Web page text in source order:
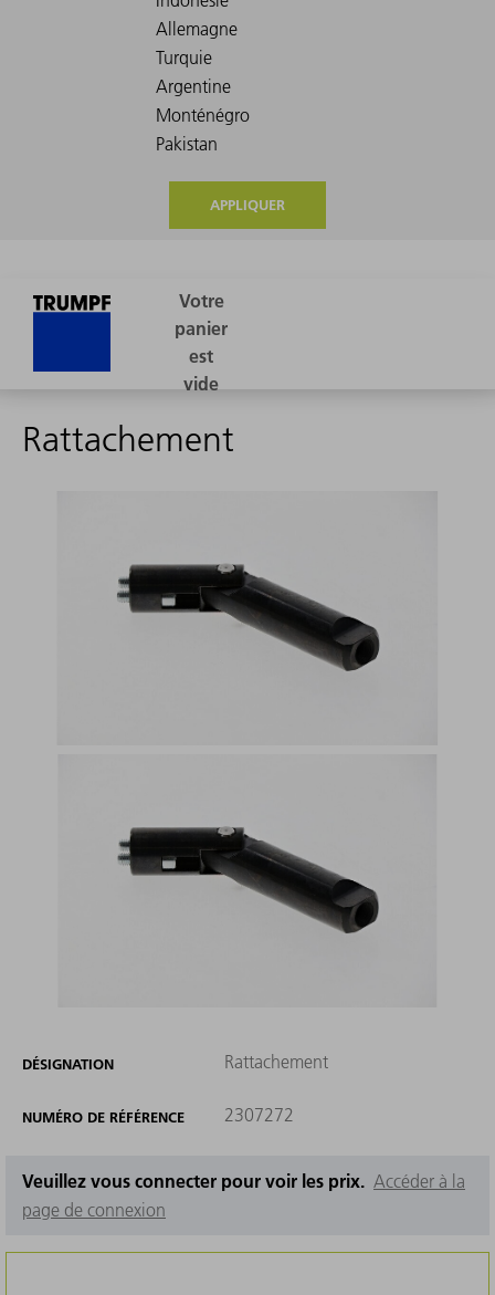
APPLIQUER
Rattachement
DÉSIGNATION Rattachement
NUMÉRO DE RÉFÉRENCE 2307272
Veuillez vous connecter pour voir les prix. Accéder à la
page de connexion